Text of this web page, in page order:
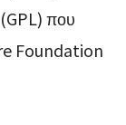
που
Foundation